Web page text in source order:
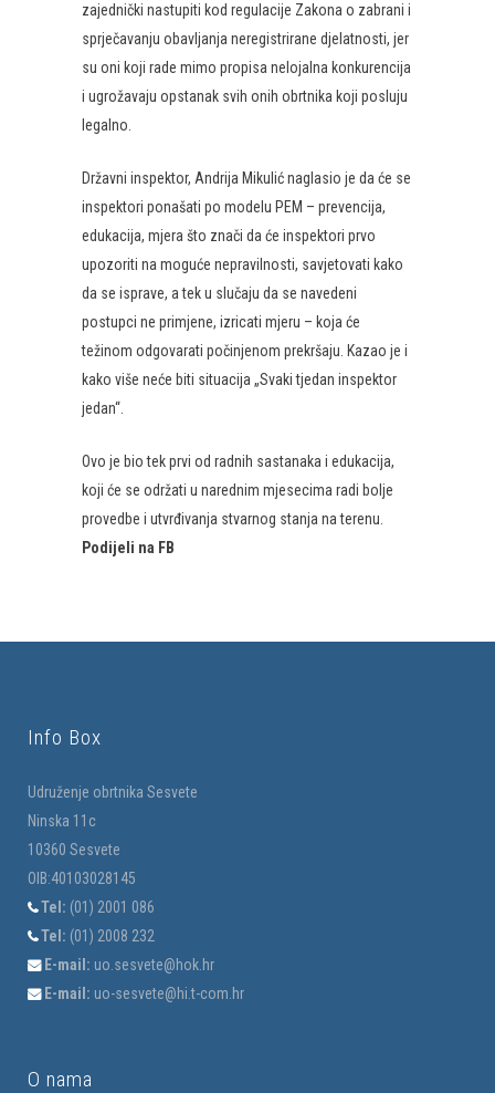
zajednički nastupiti kod regulacije Zakona o zabrani i
sprječavanju obavljanja neregistrirane djelatnosti, jer
su oni koji rade mimo propisa nelojalna konkurencija
i ugrožavaju opstanak svih onih obrtnika koji posluju
legalno.
Državni inspektor, Andrija Mikulić naglasio je da će se
inspektori ponašati po modelu PEM – prevencija,
edukacija, mjera što znači da će inspektori prvo
upozoriti na moguće nepravilnosti, savjetovati kako
da se isprave, a tek u slučaju da se navedeni
postupci ne primjene, izricati mjeru – koja će
težinom odgovarati počinjenom prekršaju. Kazao je i
kako više neće biti situacija „Svaki tjedan inspektor
jedan“.
Ovo je bio tek prvi od radnih sastanaka i edukacija,
koji će se održati u narednim mjesecima radi bolje
provedbe i utvrđivanja stvarnog stanja na terenu.
Podijeli na FB
Info Box
Udruženje obrtnika Sesvete
Ninska 11c
10360 Sesvete
OIB:40103028145
Tel: (01) 2001 086
Tel: (01) 2008 232
E-mail: uo.sesvete@hok.hr
E-mail: uo-sesvete@hi.t-com.hr
O nama